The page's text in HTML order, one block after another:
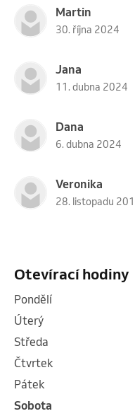
Martin
30. října 2024
Jana
11. dubna 2024
Dana
6. dubna 2024
Veronika
28. listopadu
Otevírací hodiny
pondělí
úterý
středa
čtvrtek
pátek
sobota